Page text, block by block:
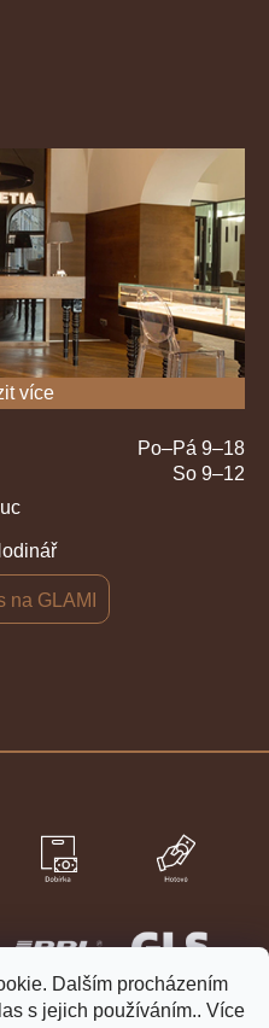
Dalším procházením
s jejich používáním.. Více
více
Po–Pá 9–18
So 9–12
na GLAMI